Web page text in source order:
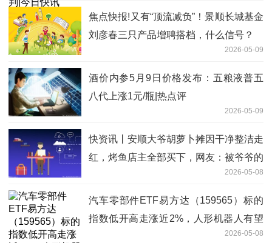
焦点快报!又有“顶流减负”！景顺长城基金
刘彦春三只产品增聘搭档，什么信号？
2026-05-09
酒价内参5月9日价格发布：五粮液普五
八代上涨1元/瓶|热点评
2026-05-09
快资讯丨安顺大爷胡萝卜摊因干净整洁走
红，烤鱼店主全部买下，网友：被爷爷的
2026-05-08
汽车零部件ETF易方达（159565）标的
指数低开高走涨近2%，人形机器人有望
2026-05-08